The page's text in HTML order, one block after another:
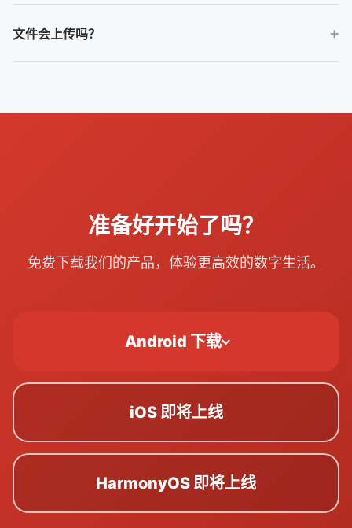
面为准。
文件会上传吗？
准备好开始了吗？
免费下载我们的产品，体验更高效的数字生活。
Android 下载
iOS 即将上线
HarmonyOS 即将上线